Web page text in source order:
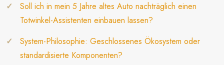
Soll ich in mein 5 Jahre altes Auto nachträglich einen
Totwinkel-Assistenten einbauen lassen?
System-Philosophie: Geschlossenes Ökosystem oder
standardisierte Komponenten?